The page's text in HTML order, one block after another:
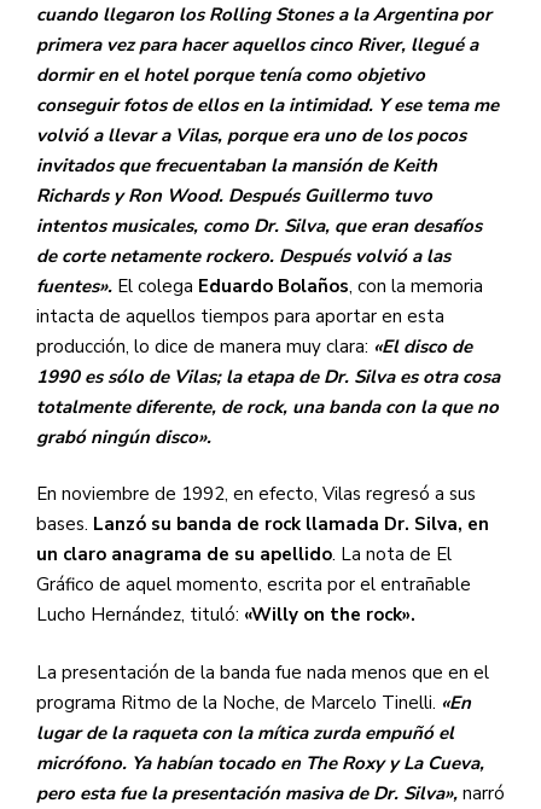
cuando llegaron los Rolling Stones a la Argentina por
primera vez para hacer aquellos cinco River, llegué a
dormir en el hotel porque tenía como objetivo
conseguir fotos de ellos en la intimidad. Y ese tema me
volvió a llevar a Vilas, porque era uno de los pocos
invitados que frecuentaban la mansión de Keith
Richards y Ron Wood. Después Guillermo tuvo
intentos musicales, como Dr. Silva, que eran desafíos
de corte netamente rockero. Después volvió a las
fuentes». El colega Eduardo Bolaños, con la memoria
intacta de aquellos tiempos para aportar en esta
producción, lo dice de manera muy clara: «El disco de
1990 es sólo de Vilas; la etapa de Dr. Silva es otra cosa
totalmente diferente, de rock, una banda con la que no
grabó ningún disco».
En noviembre de 1992, en efecto, Vilas regresó a sus
bases. Lanzó su banda de rock llamada Dr. Silva, en
un claro anagrama de su apellido. La nota de El
Gráfico de aquel momento, escrita por el entrañable
Lucho Hernández, tituló: «Willy on the rock».
La presentación de la banda fue nada menos que en el
programa Ritmo de la Noche, de Marcelo Tinelli. «En
lugar de la raqueta con la mítica zurda empuñó el
micrófono. Ya habían tocado en The Roxy y La Cueva,
pero esta fue la presentación masiva de Dr. Silva», narró